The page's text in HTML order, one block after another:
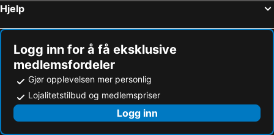
Frampton, bed and breakfasts
Hjelp
Logg inn for å få eksklusive
medlemsfordeler
Gjør opplevelsen mer personlig
Lojalitetstilbud og medlemspriser
Logg inn